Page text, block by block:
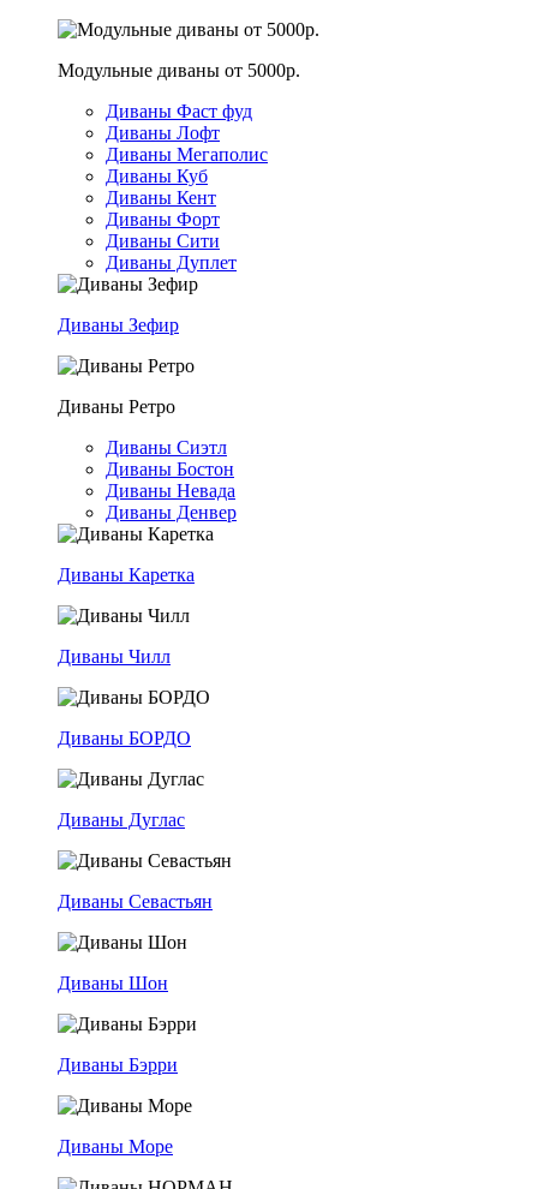
Модульные диваны от 5000р.
Диваны Фаст фуд
Диваны Лофт
Диваны Мегаполис
Диваны Куб
Диваны Кент
Диваны Форт
Диваны Сити
Диваны Дуплет
Диваны Зефир
Диваны Ретро
Диваны Сиэтл
Диваны Бостон
Диваны Невада
Диваны Денвер
Диваны Каретка
Диваны Чилл
Диваны БОРДО
Диваны Дуглас
Диваны Севастьян
Диваны Шон
Диваны Бэрри
Диваны Море